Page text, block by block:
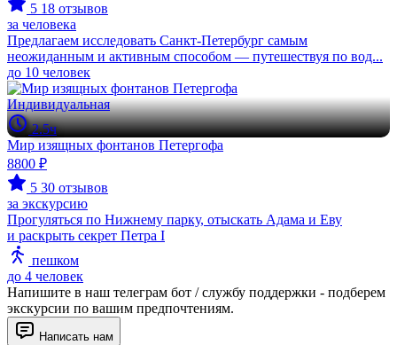
5 18 отзывов
за человека
Предлагаем исследовать Санкт-Петербург самым
неожиданным и активным способом — путешествуя по вод...
до 10 человек
Индивидуальная
2.5ч
Мир изящных фонтанов Петергофа
8800 ₽
5 30 отзывов
за экскурсию
Прогуляться по Нижнему парку, отыскать Адама и Еву
и раскрыть секрет Петра I
пешком
до 4 человек
Напишите в наш телеграм бот / службу поддержки - подберем
экскурсии по вашим предпочтениям.
Написать нам